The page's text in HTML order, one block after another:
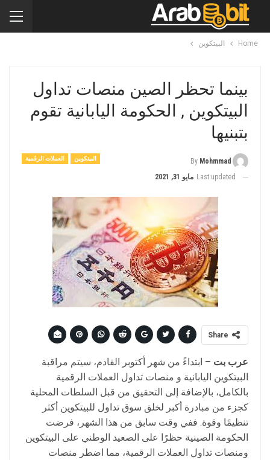
Home البيتكوين
بينما تحظر الصين منصات تداول
البيتكوين , الحكومة اليابانية تقوم
بتبنيها
البيتكوين العملات الرقمية By Mohmmad
Last updated مايو 31, 2021
Share
عرب بت – ابتداءً من شهر أكتوبر القادم، سيتم مراقبة
البيتكوين اليابانية و منصات تداول العملات الرقمية
بالكامل، بالإضافة إلى التحقيق من قبل السلطات المحلية
كجزء من مبادرة أكبر لخلق سوق تداول للبيتكوين أكثر
تنظيمًا وقوة. ففي وقت سابق من هذا الشهر، فرضت
الحكومة الصينية حظرًا على الصعيد الوطني على البيتكوين
ومنصات تداول العملات الرقمية، مما اضطر منصات